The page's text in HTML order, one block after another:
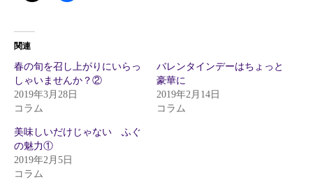
関連
春の旬を召し上がりにいらっ
しゃいませんか？②
2019年3月28日
コラム
バレンタインデーはちょっと
豪華に
2019年2月14日
コラム
美味しいだけじゃない ふぐ
の魅力①
2019年2月5日
コラム